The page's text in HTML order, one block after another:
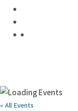
« All Events